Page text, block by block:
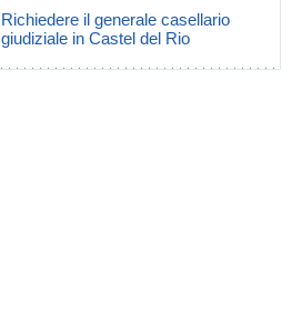
Richiedere il generale casellario
giudiziale in Castel del Rio